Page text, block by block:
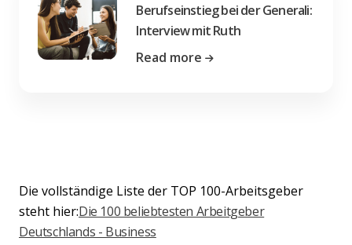
Berufseinstieg bei der Generali:
Interview mit Ruth
Read more
Die vollständige Liste der TOP 100-Arbeitsgeber
steht hier:Die 100 beliebtesten Arbeitgeber
Deutschlands - Business